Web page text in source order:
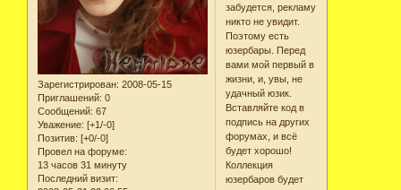
Зарегистрирован: 2008-05-15
Приглашений: 0
Сообщений: 67
Уважение: [+1/-0]
Позитив: [+0/-0]
Провел на форуме:
13 часов 31 минуту
Последний визит:
забудется, рекламу
никто не увидит.
Поэтому есть
юзербары. Перед
вами мой первый в
жизни, и, увы, не
удачный юзик.
Вставляйте код в
подпись на других
форумах, и всё
будет хорошо!
Коллекция
юзербаров будет